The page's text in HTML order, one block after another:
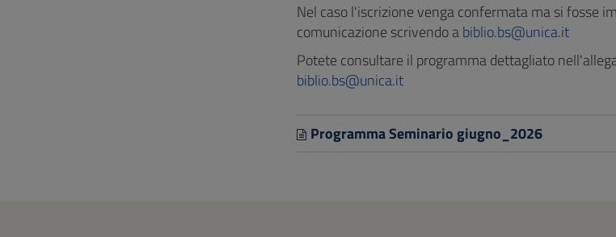
Nel caso l'iscrizione venga confermata ma si fosse
comunicazione scrivendo abiblio.bs@unica.it
Potete consultare il programma dettagliato
biblio.bs@unica.it
Programma Seminario giugno_2026